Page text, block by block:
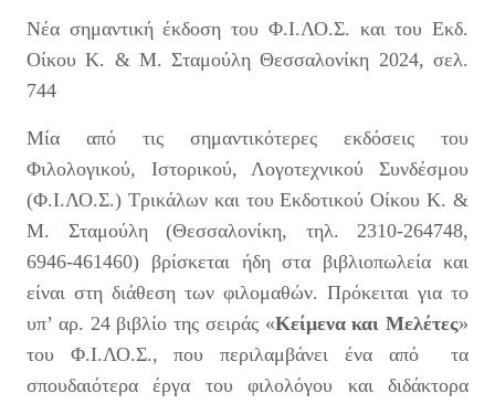
Νέα σημαντική έκδοση του Φ.Ι.ΛΟ.Σ. και του Εκδ.
Οίκου Κ. & Μ. Σταμούλη Θεσσαλονίκη 2024, σελ.
744
Μία από τις σημαντικότερες εκδόσεις του
Φιλολογικού, Ιστορικού, Λογοτεχνικού Συνδέσμου
(Φ.Ι.ΛΟ.Σ.) Τρικάλων και του Εκδοτικού Οίκου Κ. &
Μ. Σταμούλη (Θεσσαλονίκη, τηλ. 2310-264748,
6946-461460) βρίσκεται ήδη στα βιβλιοπωλεία και
είναι στη διάθεση των φιλομαθών. Πρόκειται για το
υπ’ αρ. 24 βιβλίο της σειράς «Κείμενα και Μελέτες»
του Φ.Ι.ΛΟ.Σ., που περιλαμβάνει ένα από τα
σπουδαιότερα έργα του φιλολόγου και διδάκτορα